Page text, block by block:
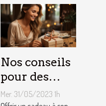
Nos conseils
pour des
cadeaux
Mer. 31/05/2023 1h